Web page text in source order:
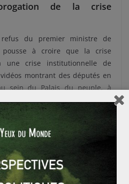
de la crise
du premier ministre de
pousse à croire que la crise
une crise institutionnelle de
montrant des députés en
sein du Palais du peuple, à
« de la toile ». Les partisans
venus aux mains. Ils se sont
de chaises et autres objets
une personne a été
police congolaise a encerclé le
lieu où se réunissent les